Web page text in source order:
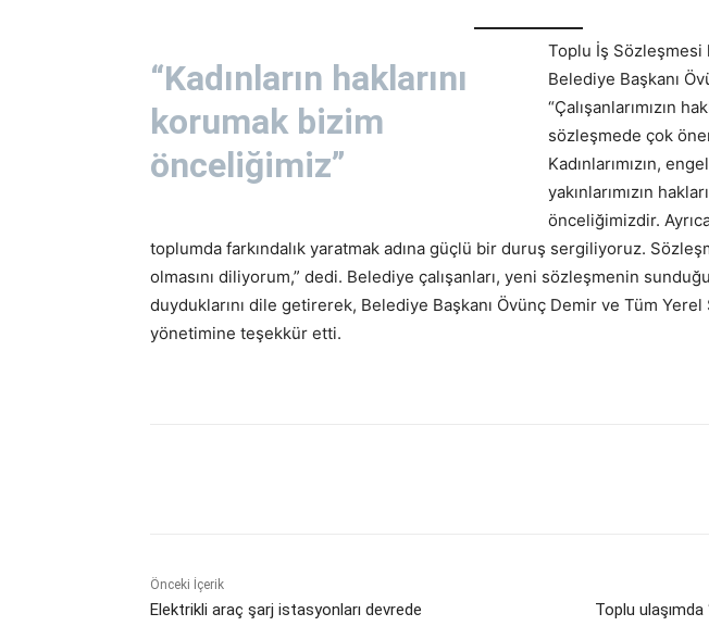
“Kadınların haklarını
korumak bizim
önceliğimiz”
Toplu İş Sözleşmesi
Belediye Başkanı
“Çalışanlarımızın
sözleşmede çok
Kadınlarımızın,
yakınlarımızın
önceliğimizdir.
toplumda farkındalık yaratmak adına güçlü bir duruş sergiliyoruz.
olmasını diliyorum,” dedi. Belediye çalışanları, yeni sözleşmenin
duyduklarını dile getirerek, Belediye Başkanı Övünç Demir ve Tüm
yönetimine teşekkür etti.
Önceki İçerik
Elektrikli araç şarj istasyonları devrede Toplu